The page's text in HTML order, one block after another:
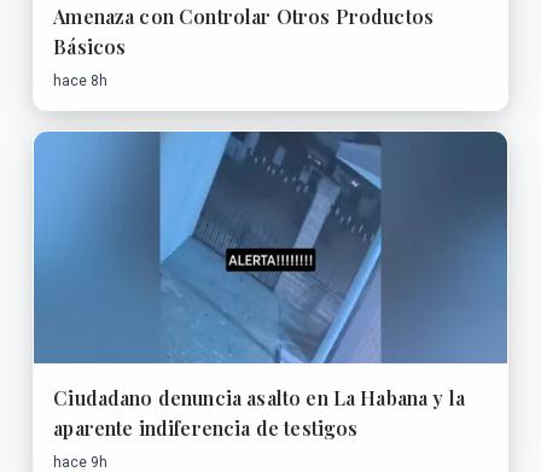
Amenaza con Controlar Otros Productos
Básicos
hace 8h
Ciudadano denuncia asalto en La Habana y la
aparente indiferencia de testigos
hace 9h